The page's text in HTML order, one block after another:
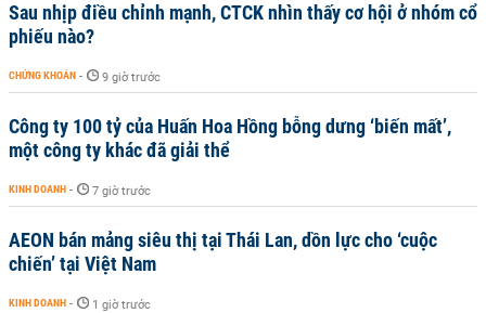
Sau nhịp điều chỉnh mạnh, CTCK nhìn thấy cơ hội ở nhóm cổ
phiếu nào?
CHỨNG KHOÁN - 9 giờ trước
Công ty 100 tỷ của Huấn Hoa Hồng bỗng dưng ‘biến mất’,
một công ty khác đã giải thể
KINH DOANH - 7 giờ trước
AEON bán mảng siêu thị tại Thái Lan, dồn lực cho ‘cuộc
chiến’ tại Việt Nam
KINH DOANH - 1 giờ trước